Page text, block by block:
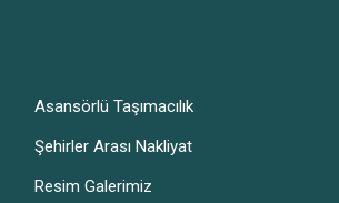
Asansörlü Taşımacılık
Şehirler Arası Nakliyat
Resim Galerimiz